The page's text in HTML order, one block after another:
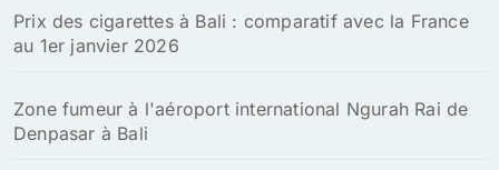
Prix des cigarettes à Bali : comparatif avec la France
au 1er janvier 2026
Zone fumeur à l'aéroport international Ngurah Rai de
Denpasar à Bali